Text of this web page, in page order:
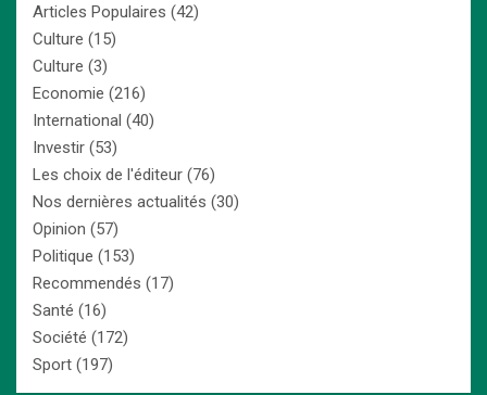
Articles Populaires (42)
Culture (15)
Culture (3)
Economie (216)
International (40)
Investir (53)
Les choix de l'éditeur (76)
Nos dernières actualités (30)
Opinion (57)
Politique (153)
Recommendés (17)
Santé (16)
Société (172)
Sport (197)